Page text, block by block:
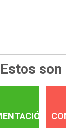
Estos